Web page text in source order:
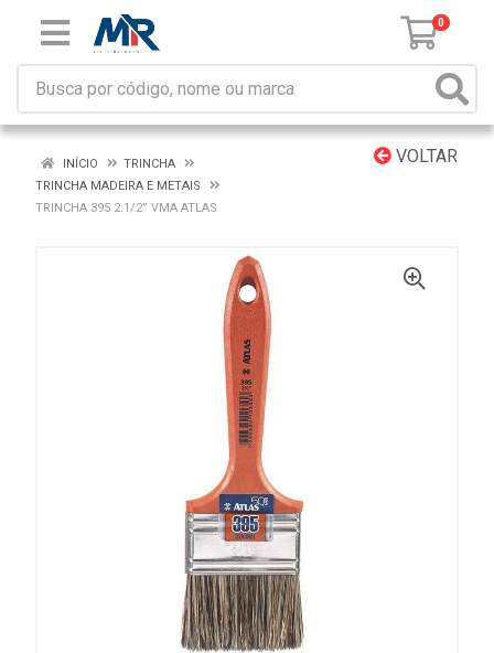
0
VOLTAR
INÍCIO
TRINCHA
TRINCHA MADEIRA E METAIS
TRINCHA 395 2.1/2” VMA ATLAS